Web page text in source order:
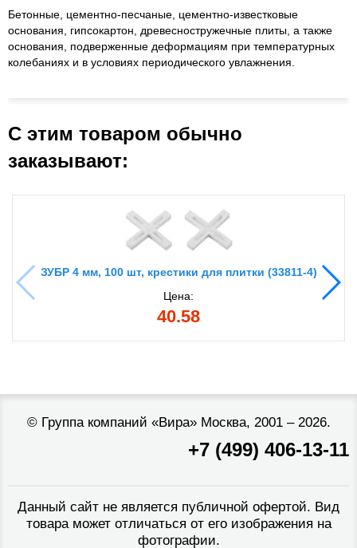
Бетонные, цементно-песчаные, цементно-известковые
основания, гипсокартон, древесностружечные плиты, а также
основания, подверженные деформациям при температурных
колебаниях и в условиях периодического увлажнения.
С этим товаром обычно
заказывают:
ЗУБР 4 мм, 100 шт, крестики для плитки (33811-4)
Цена:
40.58
© Группа компаний «Вира»Москва, 2001 – 2026.
+7 (499) 406-13-11
Данный сайт не является публичной офертой. Вид
товара может отличаться от его изображения на
фотографии.